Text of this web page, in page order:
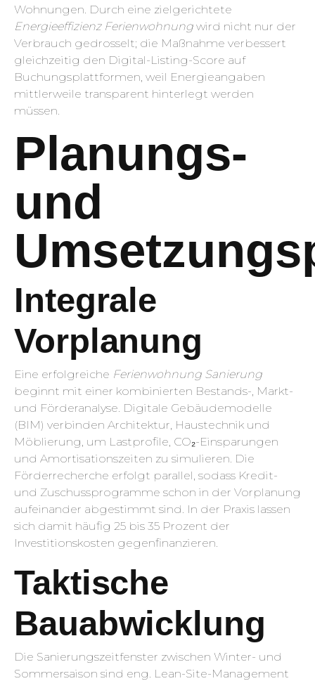
Wohnungen. Durch eine zielgerichtete
Energieeffizienz Ferienwohnung wird nicht nur der
Verbrauch gedrosselt; die Maßnahme verbessert
gleichzeitig den Digital-Listing-Score auf
Buchungsplattformen, weil Energieangaben
mittlerweile transparent hinterlegt werden
müssen.
Planungs-
und
Integrale
Vorplanung
Eine erfolgreiche Ferienwohnung Sanierung
beginnt mit einer kombinierten Bestands-, Markt-
und Förderanalyse. Digitale Gebäudemodelle
(BIM) verbinden Architektur, Haustechnik und
Möblierung, um Lastprofile, CO₂-Einsparungen
und Amortisationszeiten zu simulieren. Die
Förderrecherche erfolgt parallel, sodass Kredit-
und Zuschussprogramme schon in der Vorplanung
aufeinander abgestimmt sind. In der Praxis lassen
sich damit häufig 25 bis 35 Prozent der
Investitionskosten gegenfinanzieren.
Taktische
Bauabwicklung
Die Sanierungszeitfenster zwischen Winter- und
Sommersaison sind eng. Lean-Site-Management